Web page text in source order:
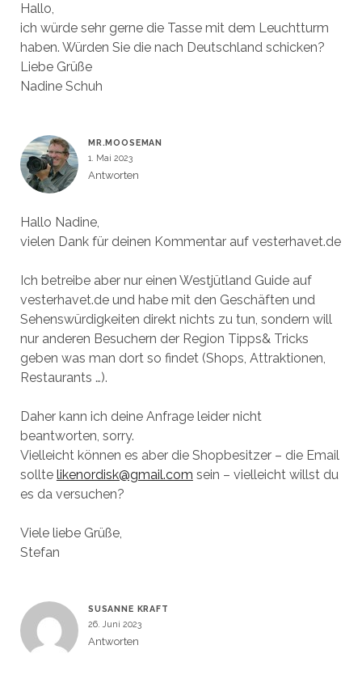
Hallo,
ich würde sehr gerne die Tasse mit dem Leuchtturm
haben. Würden Sie die nach Deutschland schicken?
Liebe Grüße
Nadine Schuh
MR.MOOSEMAN
1. Mai 2023
Antworten
Hallo Nadine,
vielen Dank für deinen Kommentar auf vesterhavet.de
Ich betreibe aber nur einen Westjütland Guide auf
vesterhavet.de und habe mit den Geschäften und
Sehenswürdigkeiten direkt nichts zu tun, sondern will
nur anderen Besuchern der Region Tipps& Tricks
geben was man dort so findet (Shops, Attraktionen,
Restaurants …).
Daher kann ich deine Anfrage leider nicht
beantworten, sorry.
Vielleicht können es aber die Shopbesitzer – die Email
sollte likenordisk@gmail.com sein – vielleicht willst du
es da versuchen?
Viele liebe Grüße,
Stefan
SUSANNE KRAFT
26. Juni 2023
Antworten